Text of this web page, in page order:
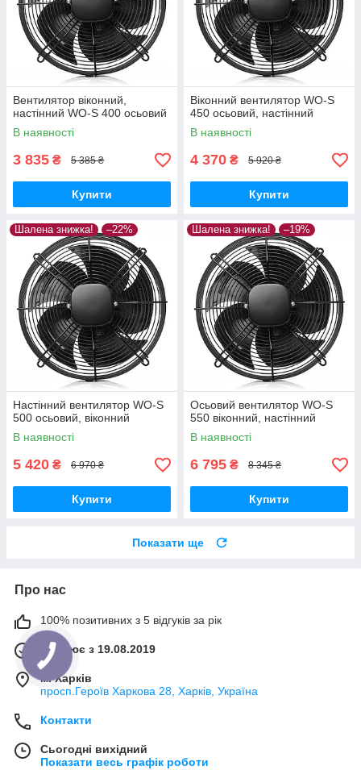
Вентилятор віконний,
настінний WO-S 400 осьовий
В наявності
3 835 ₴ 5 385 ₴
Купити
Віконний вентилятор WO-S
450 осьовий, настінний
В наявності
4 370 ₴ 5 920 ₴
Купити
Шалена знижка! –22%
Настінний вентилятор WO-S
500 осьовий, віконний
В наявності
5 420 ₴ 6 970 ₴
Купити
Шалена знижка! –19%
Осьовий вентилятор WO-S
550 віконний, настінний
В наявності
6 795 ₴ 8 345 ₴
Купити
Показати ще
Про нас
100% позитивних з 5 відгуків за рік
Працює з 19.08.2019
м. Харків
просп.Героїв Харкова 28, Харків, Україна
Контакти
Сьогодні вихідний
Показати весь графік роботи